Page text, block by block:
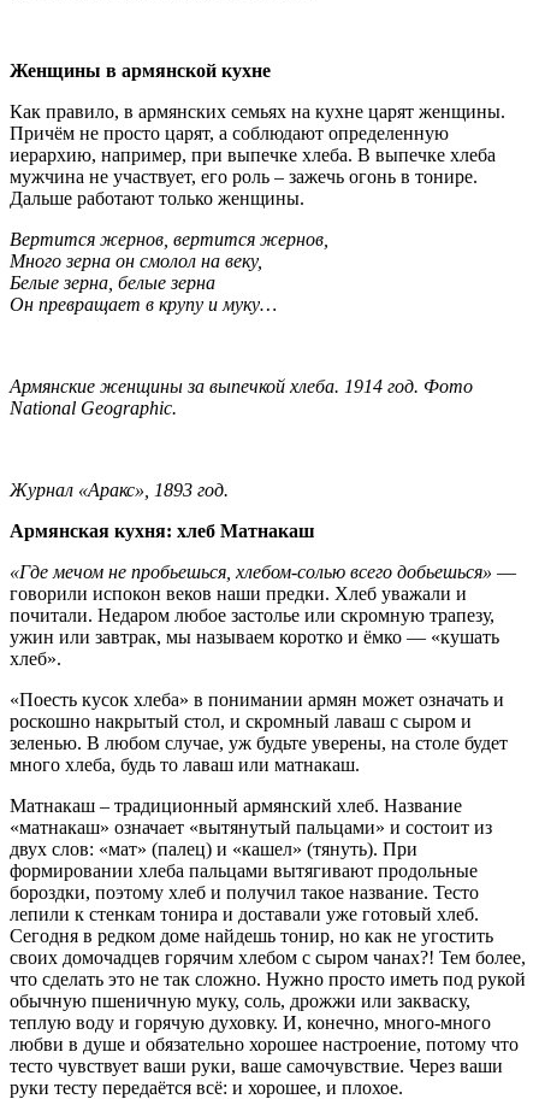
Женщины в армянской кухне
Как правило, в армянских семьях на кухне царят женщины.
Причём не просто царят, а соблюдают определенную
иерархию, например, при выпечке хлеба. В выпечке хлеба
мужчина не участвует, его роль – зажечь огонь в тонире.
Дальше работают только женщины.
Вертится жернов, вертится жернов,
Много зерна он смолол на веку,
Белые зерна, белые зерна
Он превращает в крупу и муку…
Армянские женщины за выпечкой хлеба. 1914 год. Фото
National Geographic.
Журнал «Аракс», 1893 год.
Армянская кухня: хлеб Матнакаш
«Где мечом не пробьешься, хлебом-солью всего добьешься» —
говорили испокон веков наши предки. Хлеб уважали и
почитали. Недаром любое застолье или скромную трапезу,
ужин или завтрак, мы называем коротко и ёмко — «кушать
хлеб».
«Поесть кусок хлеба» в понимании армян может означать и
роскошно накрытый стол, и скромный лаваш с сыром и
зеленью. В любом случае, уж будьте уверены, на столе будет
много хлеба, будь то лаваш или матнакаш.
Матнакаш – традиционный армянский хлеб. Название
«матнакаш» означает «вытянутый пальцами» и состоит из
двух слов: «мат» (палец) и «кашел» (тянуть). При
формировании хлеба пальцами вытягивают продольные
бороздки, поэтому хлеб и получил такое название. Тесто
лепили к стенкам тонира и доставали уже готовый хлеб.
Сегодня в редком доме найдешь тонир, но как не угостить
своих домочадцев горячим хлебом с сыром чанах?! Тем более,
что сделать это не так сложно. Нужно просто иметь под рукой
обычную пшеничную муку, соль, дрожжи или закваску,
теплую воду и горячую духовку. И, конечно, много-много
любви в душе и обязательно хорошее настроение, потому что
тесто чувствует ваши руки, ваше самочувствие. Через ваши
руки тесту передаётся всё: и хорошее, и плохое.